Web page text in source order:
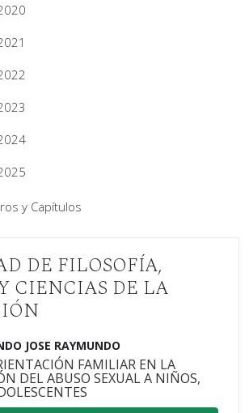
y Capítulos
DE FILOSOFÍA,
CIENCIAS DE LA
JOSE RAYMUNDO
FAMILIAR EN LA
DEL ABUSO SEXUAL A NIÑOS,